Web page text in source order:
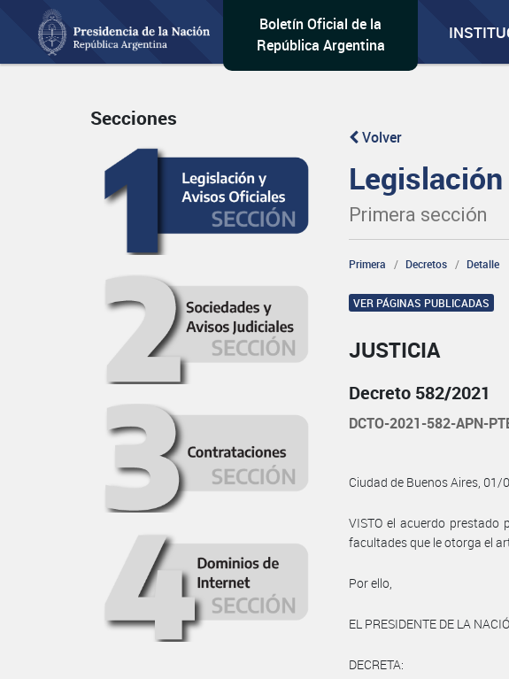
Boletín Oficial de la
República Argentina
Secciones
Volver
Primera sección
Primera Decretos Detalle
VER PÁGINAS PUBLICADAS
JUSTICIA
Decreto 582/2021
DCTO-2021-582-APN-
Ciudad de Buenos Aires, 01/
VISTO el acuerdo prestado
facultades que le otorga el
Por ello,
EL PRESIDENTE DE LA
DECRETA: